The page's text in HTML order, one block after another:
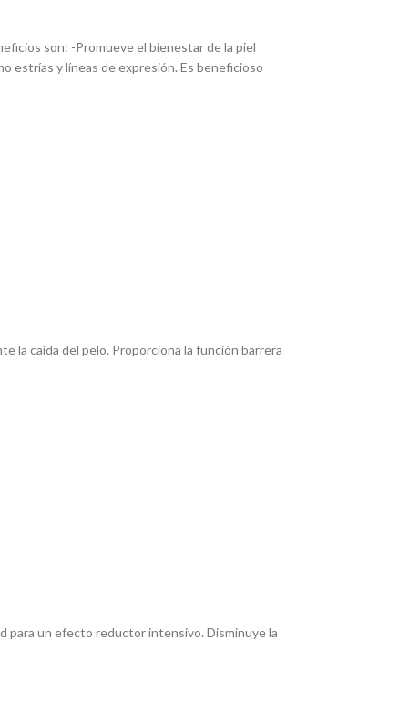
son: -Promueve el bienestar de la piel
estrías y líneas de expresión. Es beneficioso
la caída del pelo. Proporciona la función barrera
para un efecto reductor intensivo. Disminuye la